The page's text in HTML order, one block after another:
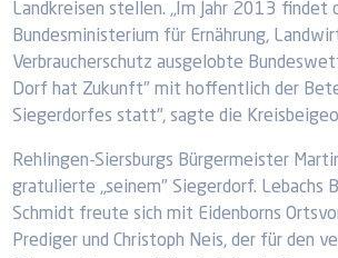
Landkreisen stellen. „Im Jahr 2013 findet
Bundesministerium für Ernährung,
Verbraucherschutz ausgelobte
Dorf hat Zukunft" mit hoffentlich der
Siegerdorfes statt", sagte die
Rehlingen-Siersburgs Bürgermeister
gratulierte „seinem" Siegerdorf. Lebachs
Schmidt freute sich mit Eidenborns
Prediger und Christoph Neis, der für den